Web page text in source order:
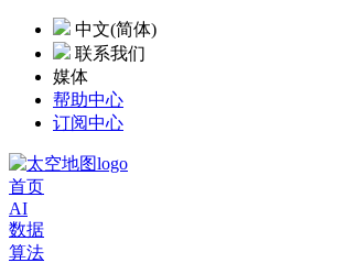
中文(简体)
联系我们
媒体
帮助中心
订阅中心
首页
AI
数据
算法